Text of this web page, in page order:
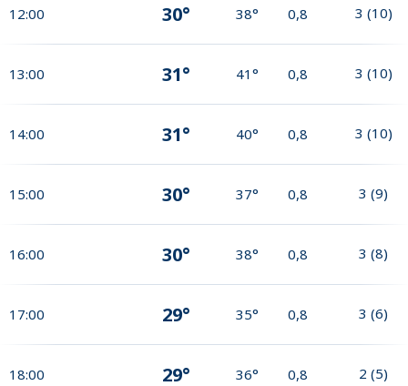
12:00 30° 38° 0,8 3 (10)
13:00 31° 41° 0,8 3 (10)
14:00 31° 40° 0,8 3 (10)
15:00 30° 37° 0,8 3 (9)
16:00 30° 38° 0,8 3 (8)
17:00 29° 35° 0,8 3 (6)
18:00 29° 36° 0,8 2 (5)